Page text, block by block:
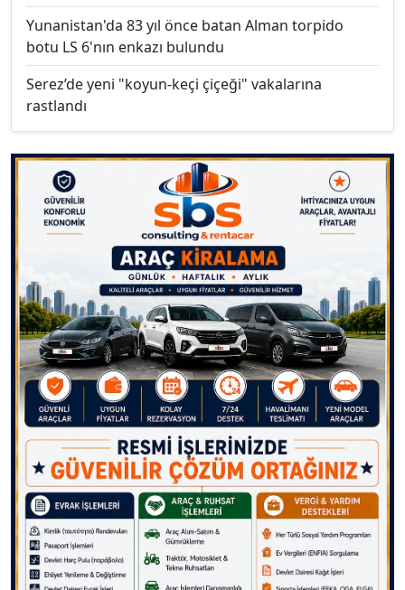
Yunanistan'da 83 yıl önce batan Alman torpido
botu LS 6'nın enkazı bulundu
Serez’de yeni "koyun-keçi çiçeği" vakalarına
rastlandı